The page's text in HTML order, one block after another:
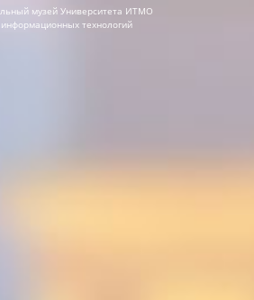
музей Университета ИТМО
технологий